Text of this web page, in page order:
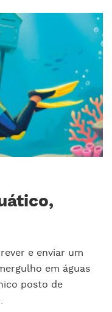
e enviar um
em águas
posto de